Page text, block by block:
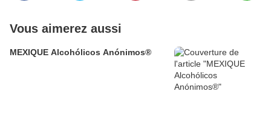
Vous aimerez aussi
MEXIQUE Alcohólicos Anónimos®